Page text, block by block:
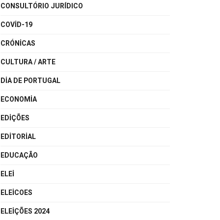
CONSULTÓRIO JURÍDICO
COVID-19
CRÓNICAS
CULTURA / ARTE
DIA DE PORTUGAL
ECONOMIA
EDIÇÕES
EDITORIAL
EDUCAÇÃO
ELEI
ELEICOES
ELEIÇÕES 2024